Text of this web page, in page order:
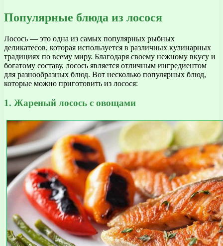
Популярные блюда из лосося
Лосось — это одна из самых популярных рыбных
деликатесов, которая используется в различных кулинарных
традициях по всему миру. Благодаря своему нежному вкусу и
богатому составу, лосось является отличным ингредиентом
для разнообразных блюд. Вот несколько популярных блюд,
которые можно приготовить из лосося:
1. Жареный лосось с овощами